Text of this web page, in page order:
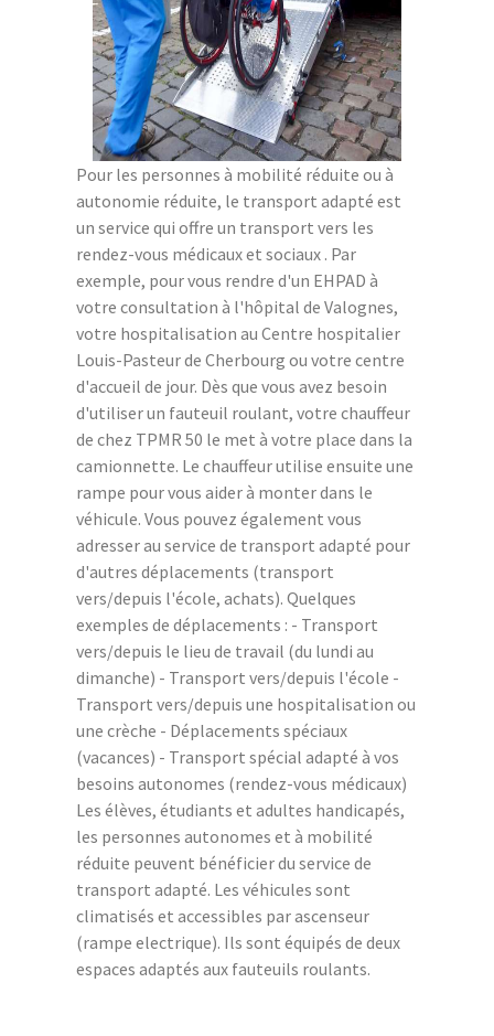
Pour les personnes à mobilité réduite ou à
autonomie réduite, le transport adapté est
un service qui offre un transport vers les
rendez-vous médicaux et sociaux . Par
exemple, pour vous rendre d'un EHPAD à
votre consultation à l'hôpital de Valognes,
votre hospitalisation au Centre hospitalier
Louis-Pasteur de Cherbourg ou votre centre
d'accueil de jour. Dès que vous avez besoin
d'utiliser un fauteuil roulant, votre chauffeur
de chez TPMR 50 le met à votre place dans la
camionnette. Le chauffeur utilise ensuite une
rampe pour vous aider à monter dans le
véhicule. Vous pouvez également vous
adresser au service de transport adapté pour
d'autres déplacements (transport
vers/depuis l'école, achats). Quelques
exemples de déplacements : - Transport
vers/depuis le lieu de travail (du lundi au
dimanche) - Transport vers/depuis l'école -
Transport vers/depuis une hospitalisation ou
une crèche - Déplacements spéciaux
(vacances) - Transport spécial adapté à vos
besoins autonomes (rendez-vous médicaux)
Les élèves, étudiants et adultes handicapés,
les personnes autonomes et à mobilité
réduite peuvent bénéficier du service de
transport adapté. Les véhicules sont
climatisés et accessibles par ascenseur
(rampe electrique). Ils sont équipés de deux
espaces adaptés aux fauteuils roulants.